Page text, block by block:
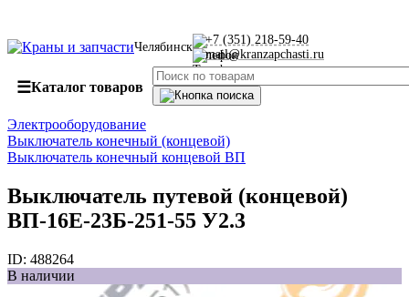
Челябинск
+7 (351) 218-59-40
mail@kranzapchasti.ru
☰Каталог товаров
Электрооборудование
Выключатель конечный (концевой)
Выключатель конечный концевой ВП
Выключатель путевой (концевой)
ВП-16Е-23Б-251-55 У2.3
ID: 488264
В наличии